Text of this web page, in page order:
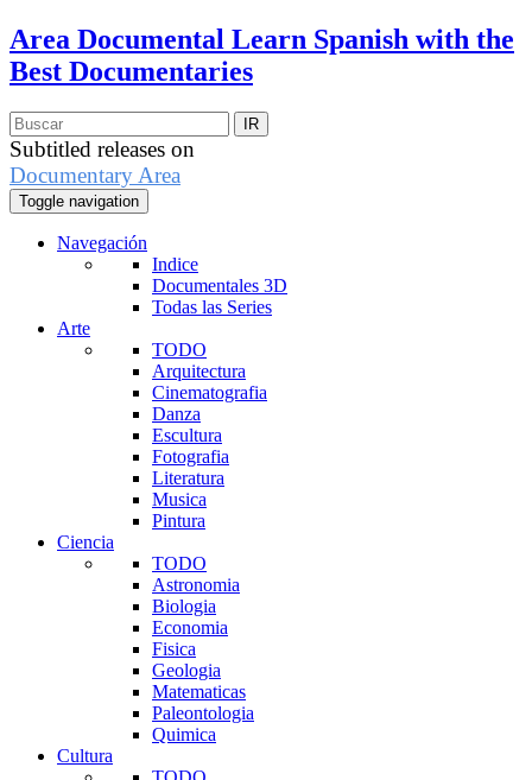
Area Documental Learn Spanish with the
Best Documentaries
Subtitled releases on
Documentary Area
Toggle navigation
Navegación
Indice
Documentales 3D
Todas las Series
Arte
TODO
Arquitectura
Cinematografia
Danza
Escultura
Fotografia
Literatura
Musica
Pintura
Ciencia
TODO
Astronomia
Biologia
Economia
Fisica
Geologia
Matematicas
Paleontologia
Quimica
Cultura